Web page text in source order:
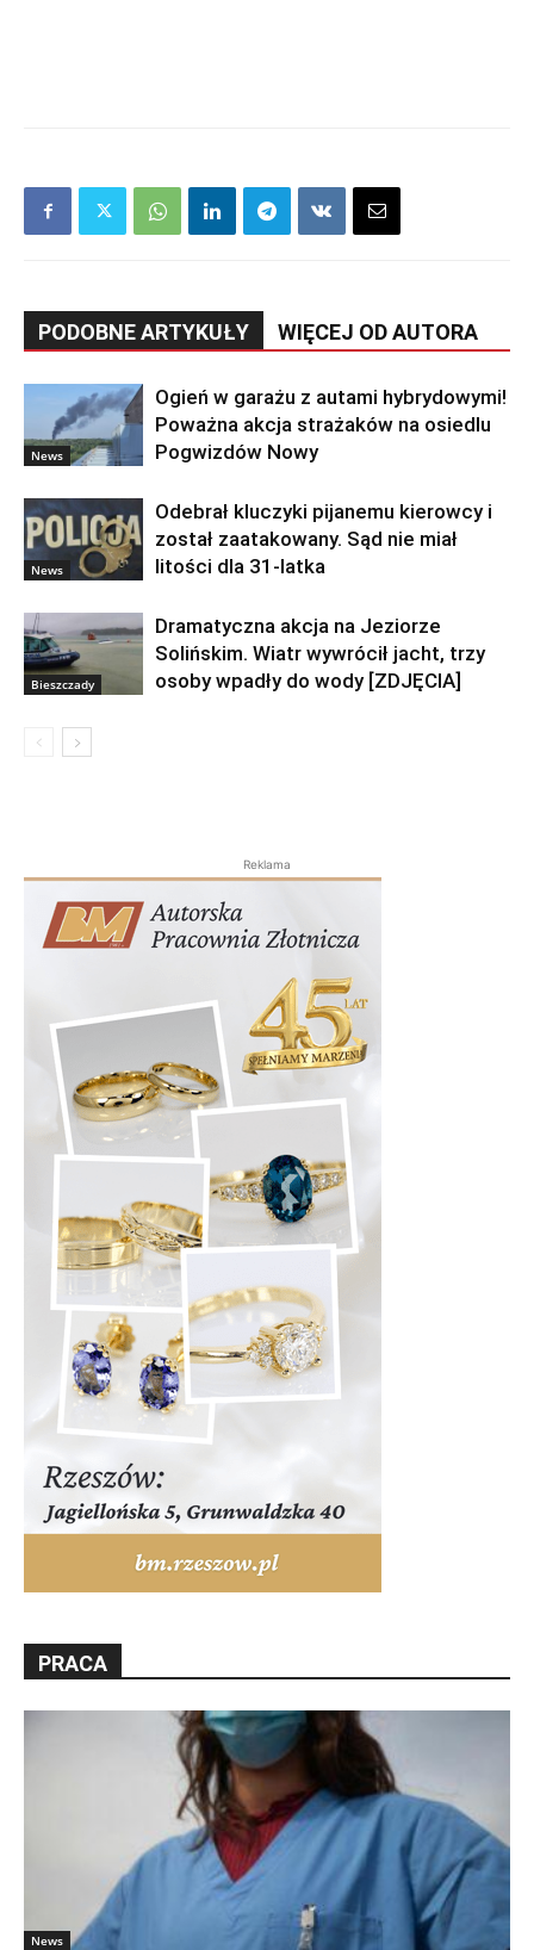
PODOBNE ARTYKUŁY WIĘCEJ OD AUTORA
News
Ogień w garażu z autami hybrydowymi!
Poważna akcja strażaków na osiedlu
Pogwizdów Nowy
News
Odebrał kluczyki pijanemu kierowcy i
został zaatakowany. Sąd nie miał
litości dla 31-latka
Bieszczady
Dramatyczna akcja na Jeziorze
Solińskim. Wiatr wywrócił jacht, trzy
osoby wpadły do wody [ZDJĘCIA]
Reklama
PRACA
News